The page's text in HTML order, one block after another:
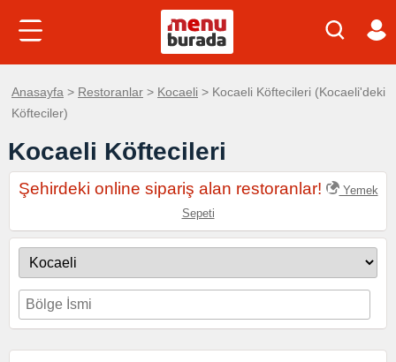
Anasayfa > Restoranlar > Kocaeli > Kocaeli Köftecileri (Kocaeli'deki
Köfteciler)
Kocaeli Köftecileri
Şehirdeki online sipariş alan restoranlar!
Yemek
Sepeti